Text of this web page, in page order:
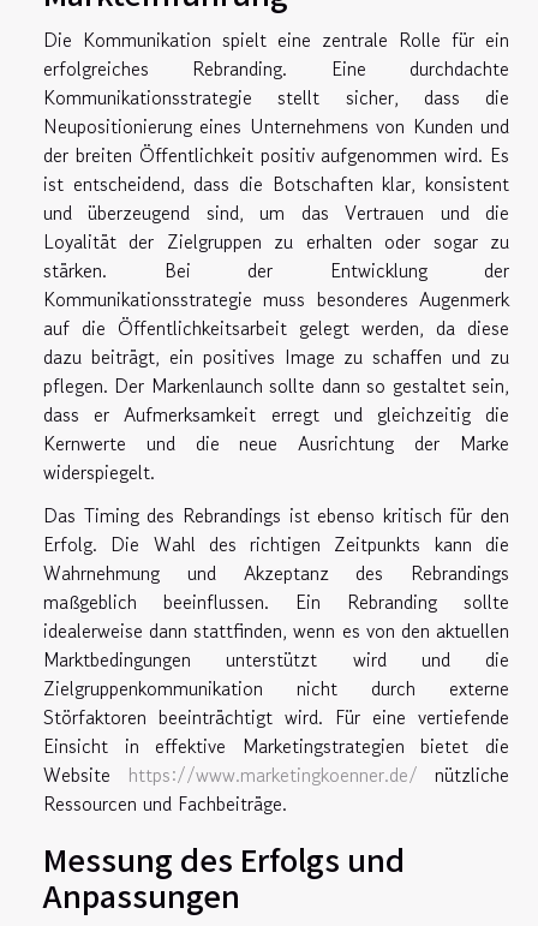
Die Kommunikation spielt eine zentrale Rolle für ein
erfolgreiches Rebranding. Eine durchdachte
Kommunikationsstrategie stellt sicher, dass die
Neupositionierung eines Unternehmens von Kunden und
der breiten Öffentlichkeit positiv aufgenommen wird. Es
ist entscheidend, dass die Botschaften klar, konsistent
und überzeugend sind, um das Vertrauen und die
Loyalität der Zielgruppen zu erhalten oder sogar zu
stärken. Bei der Entwicklung der
Kommunikationsstrategie muss besonderes Augenmerk
auf die Öffentlichkeitsarbeit gelegt werden, da diese
dazu beiträgt, ein positives Image zu schaffen und zu
pflegen. Der Markenlaunch sollte dann so gestaltet sein,
dass er Aufmerksamkeit erregt und gleichzeitig die
Kernwerte und die neue Ausrichtung der Marke
widerspiegelt.
Das Timing des Rebrandings ist ebenso kritisch für den
Erfolg. Die Wahl des richtigen Zeitpunkts kann die
Wahrnehmung und Akzeptanz des Rebrandings
maßgeblich beeinflussen. Ein Rebranding sollte
idealerweise dann stattfinden, wenn es von den aktuellen
Marktbedingungen unterstützt wird und die
Zielgruppenkommunikation nicht durch externe
Störfaktoren beeinträchtigt wird. Für eine vertiefende
Einsicht in effektive Marketingstrategien bietet die
Website https://www.marketingkoenner.de/ nützliche
Ressourcen und Fachbeiträge.
Messung des Erfolgs und
Anpassungen